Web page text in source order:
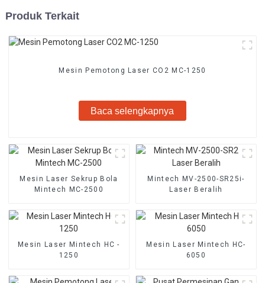
Produk Terkait
Mesin Pemotong Laser CO2 MC-1250
Baca selengkapnya
Mesin Laser Sekrup Bola
Mintech MC-2500
Mintech MV-2500-SR25i-
Laser Beralih
Mesin Laser Mintech HC -
1250
Mesin Laser Mintech HC-
6050